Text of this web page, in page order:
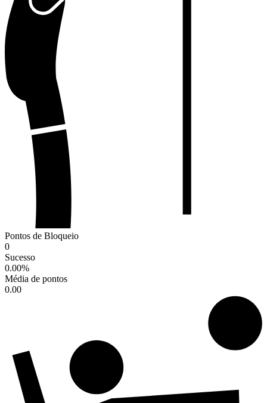
Pontos de Bloqueio
0
Sucesso
0.00%
Média de pontos
0.00